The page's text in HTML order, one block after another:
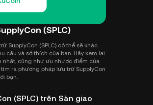
(SPLC)
SupplyCon (SPLC) có thể sẽ khác
cầu và sở thích của bạn. Hãy xem lại
nhất, cũng như ưu nhược điểm của
ra phương pháp lưu trữ SupplyCon
bạn.
(SPLC) trên Sàn giao